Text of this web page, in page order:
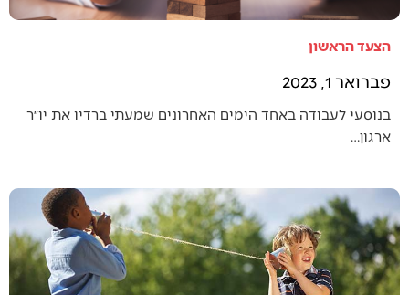
הצעד הראשון
פברואר 1, 2023
בנוסעי לעבודה באחד הימים האחרונים שמעתי ברדיו את יו״ר
ארגון…